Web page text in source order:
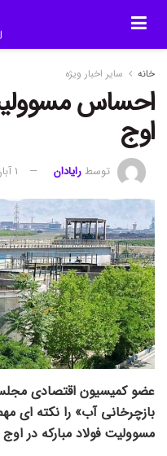
خانه سایر اخبار ویژه
احساس
اوج
توسطرایادان 1 آبان 1402
عضو کمیسیون اقتصادی
بازچرخانی آب» را نکته
مسوولیت فولاد مبارکه در اوج